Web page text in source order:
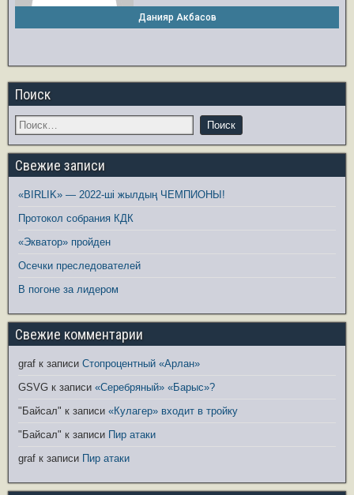
Данияр Акбасов
Поиск
Свежие записи
«BIRLIK» — 2022-ші жылдың ЧЕМПИОНЫ!
Протокол собрания КДК
«Экватор» пройден
Осечки преследователей
В погоне за лидером
Свежие комментарии
graf к записи Стопроцентный «Арлан»
GSVG к записи «Серебряный» «Барыс»?
"Байсал" к записи «Кулагер» входит в тройку
"Байсал" к записи Пир атаки
graf к записи Пир атаки